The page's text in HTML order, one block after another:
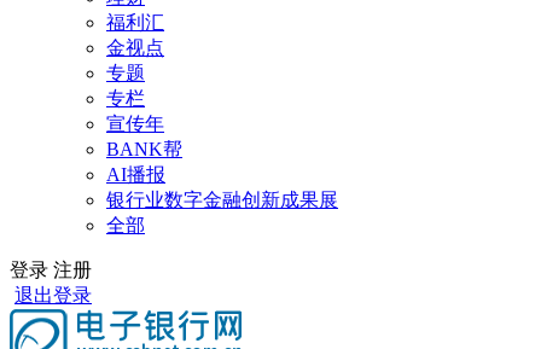
福利汇
金视点
专题
专栏
宣传年
BANK帮
AI播报
银行业数字金融创新成果展
全部
登录 注册
退出登录